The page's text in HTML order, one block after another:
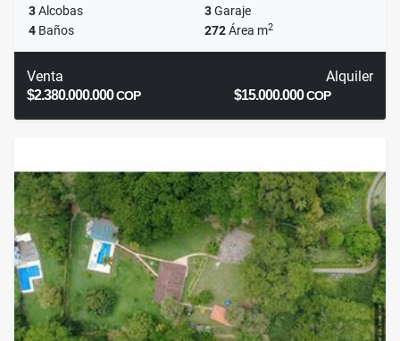
3Alcobas 3Garaje
4 Baños 272Área m2
Venta
$2.380.000.000COP
Alquiler
$15.000.000COP